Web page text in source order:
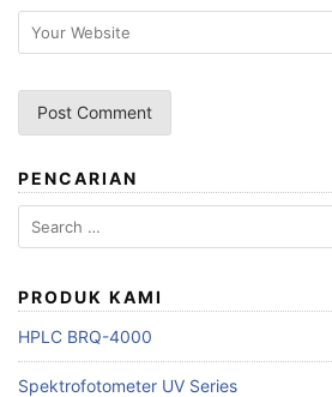
PENCARIAN
Search
for:
PRODUK KAMI
HPLC BRQ-4000
Spektrofotometer UV Series